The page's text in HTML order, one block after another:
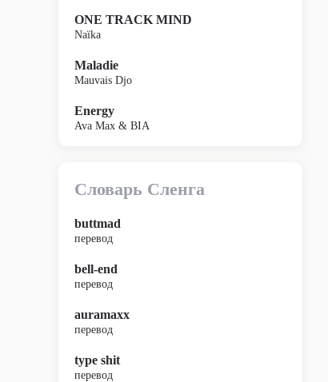
ONE TRACK MIND
Naïka
Maladie
Mauvais Djo
Energy
Ava Max & BIA
Словарь Сленга
buttmad
перевод
bell-end
перевод
auramaxx
перевод
type shit
перевод